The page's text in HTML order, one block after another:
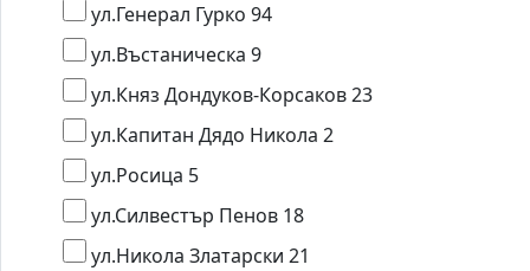
ул.Генерал Гурко 94
ул.Въстаническа 9
ул.Княз Дондуков-Корсаков 23
ул.Капитан Дядо Никола 2
ул.Росица 5
ул.Силвестър Пенов 18
ул.Никола Златарски 21